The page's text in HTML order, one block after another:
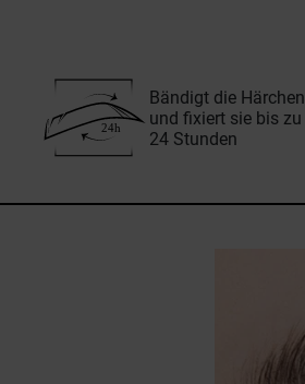
Bändigt die Härchen
und fixiert sie bis zu
24 Stunden